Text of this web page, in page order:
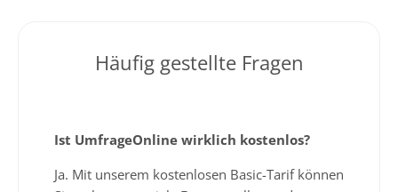
Häufig gestellte Fragen
Ist UmfrageOnline wirklich kostenlos?
Ja. Mit unserem kostenlosen Basic-Tarif können